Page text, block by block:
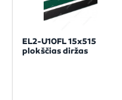
EL2-U10FL 15x515
plokščias diržas